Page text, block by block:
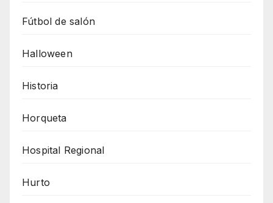
Fútbol de salón
Halloween
Historia
Horqueta
Hospital Regional
Hurto